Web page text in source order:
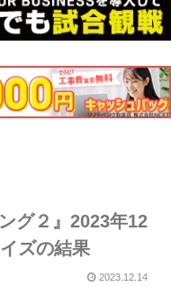
グ２』2023年12
ズの結果
2023.12.14